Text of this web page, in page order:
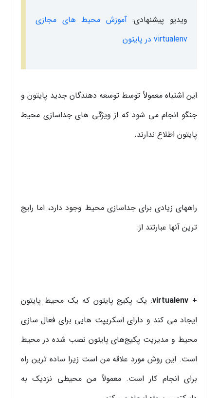
ویدیو پیشنهادی:آموزش محیط های مجازی
virtualenv در پایتون
این اشتباه معمولاً توسط توسعه دهندگان جدید پایتون و
جنگو انجام می شود که از ویژگی های جداسازی محیط
پایتون اطلاع ندارند.
راههای زیادی برای جداسازی محیط وجود دارد، اما رایج
ترین آنها عبارتند از:
+ virtualenv
: یک پکیج پایتون که یک محیط پایتون
ایجاد می کند و دارای اسکریپت هایی برای فعال سازی
محیط و مدیریت پکیج‌‌های پایتون نصب شده در محیط
است. این روش مورد علاقه من است زیرا ساده ترین راه
برای انجام کار است. معمولاً من محیطی نزدیک به